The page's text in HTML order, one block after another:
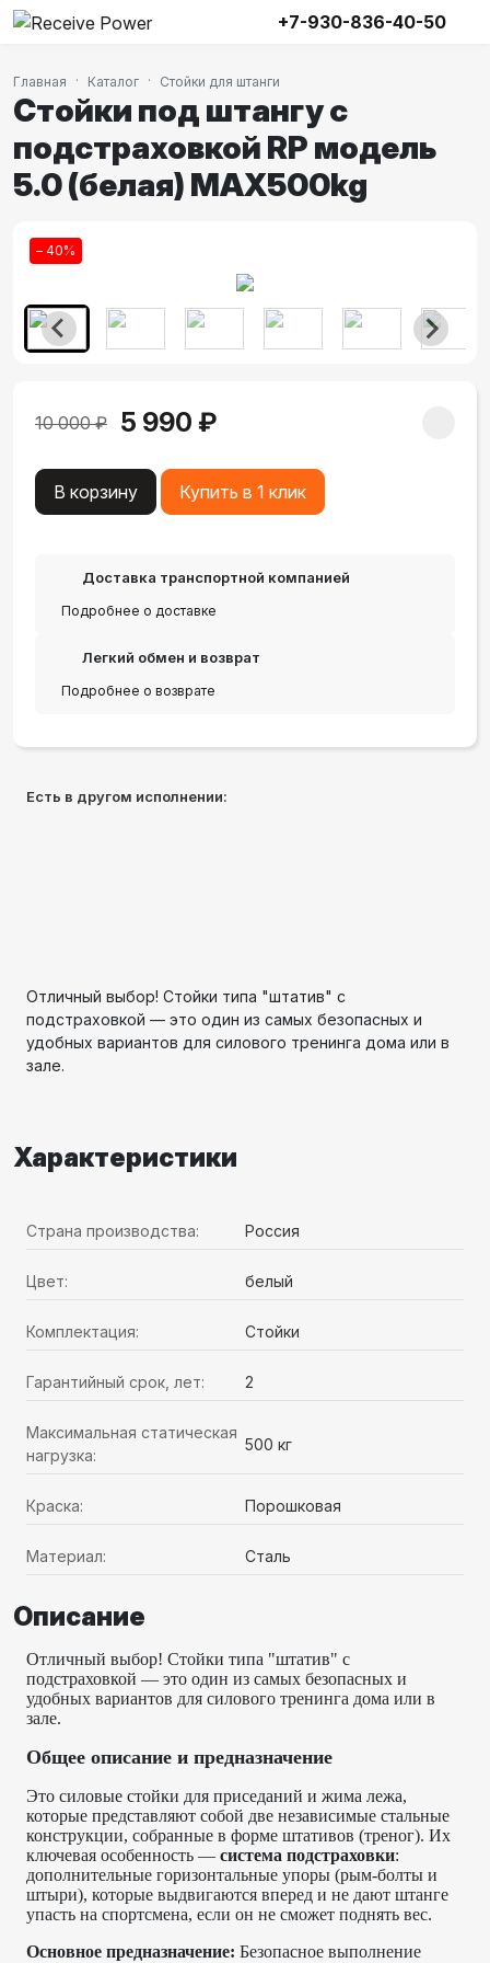
+7-930-836-40-50
Главная Каталог Стойки для штанги
Стойки под штангу с
подстраховкой RP модель
5.0 (белая) MAX500kg
– 40%
10 000 ₽ 5 990 ₽
В корзину Купить в 1 клик
Доставка транспортной компанией
Подробнее о доставке
Легкий обмен и возврат
Подробнее о возврате
Есть в другом исполнении:
Отличный выбор! Стойки типа "штатив" с
подстраховкой — это один из самых безопасных и
удобных вариантов для силового тренинга дома или в
зале.
Характеристики
Страна производства: Россия
Цвет: белый
Комплектация: Стойки
Гарантийный срок, лет: 2
Максимальная статическая
нагрузка:
500 кг
Краска: Порошковая
Материал: Сталь
Описание
Отличный выбор! Стойки типа "штатив" с
подстраховкой — это один из самых безопасных и
удобных вариантов для силового тренинга дома или в
зале.
Общее описание и предназначение
Это силовые стойки для приседаний и жима лежа,
которые представляют собой две независимые стальные
конструкции, собранные в форме штативов (треног). Их
ключевая особенность — система подстраховки:
дополнительные горизонтальные упоры (рым-болты и
штыри), которые выдвигаются вперед и не дают штанге
упасть на спортсмена, если он не сможет поднять вес.
Основное предназначение: Безопасное выполнение